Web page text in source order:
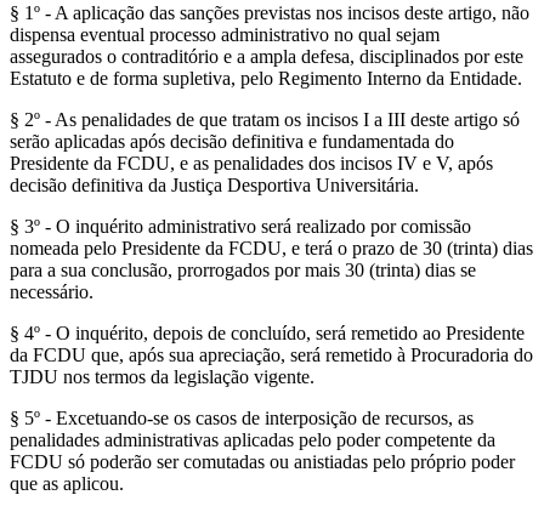
§ 1º - A aplicação das sanções previstas nos incisos deste artigo, não
dispensa eventual processo administrativo no qual sejam
assegurados o contraditório e a ampla defesa, disciplinados por este
Estatuto e de forma supletiva, pelo Regimento Interno da Entidade.
§ 2º - As penalidades de que tratam os incisos I a III deste artigo só
serão aplicadas após decisão definitiva e fundamentada do
Presidente da FCDU, e as penalidades dos incisos IV e V, após
decisão definitiva da Justiça Desportiva Universitária.
§ 3º - O inquérito administrativo será realizado por comissão
nomeada pelo Presidente da FCDU, e terá o prazo de 30 (trinta) dias
para a sua conclusão, prorrogados por mais 30 (trinta) dias se
necessário.
§ 4º - O inquérito, depois de concluído, será remetido ao Presidente
da FCDU que, após sua apreciação, será remetido à Procuradoria do
TJDU nos termos da legislação vigente.
§ 5º - Excetuando-se os casos de interposição de recursos, as
penalidades administrativas aplicadas pelo poder competente da
FCDU só poderão ser comutadas ou anistiadas pelo próprio poder
que as aplicou.